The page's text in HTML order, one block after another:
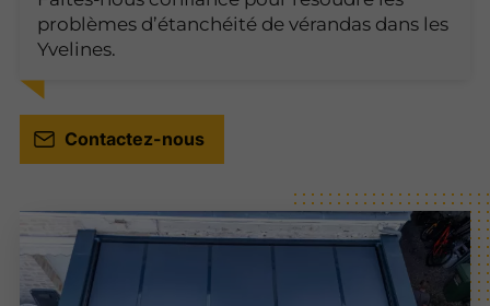
problèmes d’étanchéité de vérandas dans les
Yvelines.
Contactez-nous